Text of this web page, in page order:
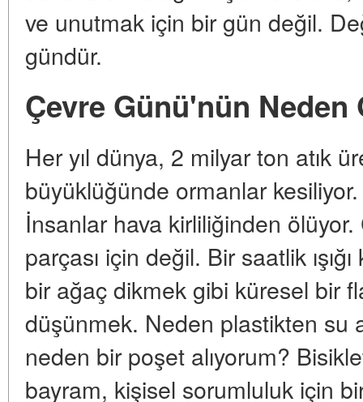
ve unutmak için bir gün değil.
gündür.
Çevre Günü'nün
Her yıl dünya, 2 milyar ton atık
büyüklüğünde ormanlar
İnsanlar hava kirliliğinden
parçası için değil. Bir saatlik
bir ağaç dikmek gibi küresel bir
düşünmek. Neden plastikten su
neden bir poşet alıyorum?
bayram, kişisel sorumluluk için